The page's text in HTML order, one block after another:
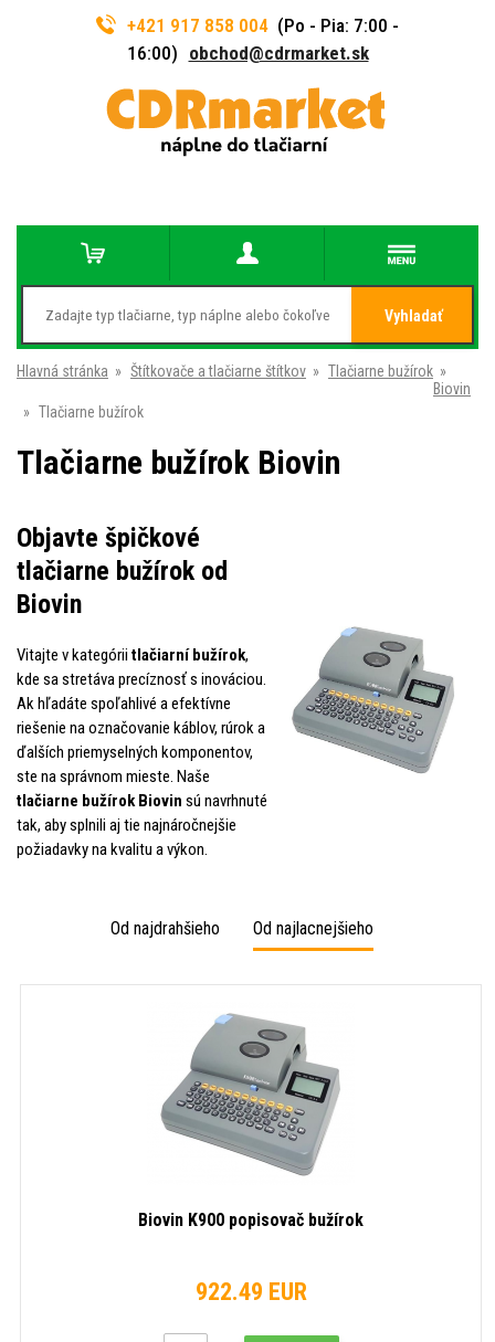
+421 917 858 004 (Po - Pia: 7:00 -
16:00) obchod@cdrmarket.sk
Vyhladať
Hlavná stránka » Štítkovače a tlačiarne štítkov » Tlačiarne bužírok »
Biovin
» Tlačiarne bužírok
Tlačiarne bužírok Biovin
Objavte špičkové
tlačiarne bužírok od
Biovin
Vitajte v kategórii tlačiarní bužírok,
kde sa stretáva precíznosť s inováciou.
Ak hľadáte spoľahlivé a efektívne
riešenie na označovanie káblov, rúrok a
ďalších priemyselných komponentov,
ste na správnom mieste. Naše
tlačiarne bužírok Biovin sú navrhnuté
tak, aby splnili aj tie najnáročnejšie
požiadavky na kvalitu a výkon.
Od najdrahšieho Od najlacnejšieho
Biovin K900 popisovač bužírok
922.49 EUR